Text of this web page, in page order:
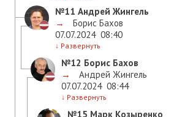
№11 Андрей Жингель
→
Борис Бахов
07.07.2024 08:40
↓ Развернуть
№12 Борис Бахов
→
Андрей Жингель
07.07.2024 08:44
↓ Развернуть
№15 Марк Козыренко